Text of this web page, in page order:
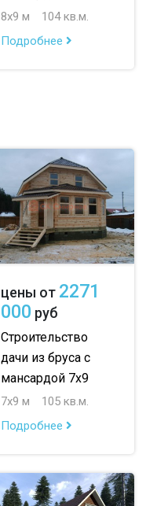
8х9 м
104 кв.м.
Подробнее
цены от 2271
000 руб
Строительство
дачи из бруса с
мансардой 7х9
7х9 м
105 кв.м.
Подробнее